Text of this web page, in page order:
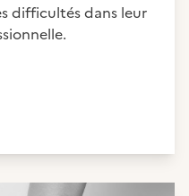
difficultés dans leur